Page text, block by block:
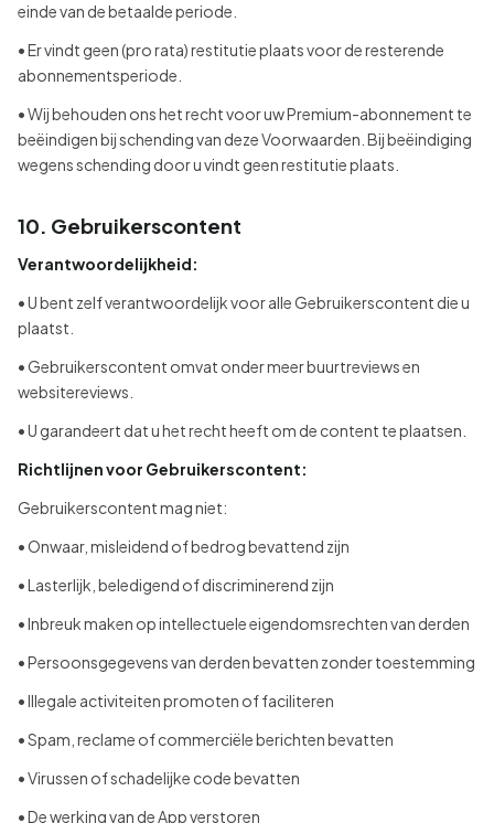
einde van de betaalde periode.
• Er vindt geen (pro rata) restitutie plaats voor de resterende
abonnementsperiode.
• Wij behouden ons het recht voor uw Premium-abonnement te
beëindigen bij schending van deze Voorwaarden. Bij beëindiging
wegens schending door u vindt geen restitutie plaats.
10. Gebruikerscontent
Verantwoordelijkheid:
• U bent zelf verantwoordelijk voor alle Gebruikerscontent die u
plaatst.
• Gebruikerscontent omvat onder meer buurtreviews en
websitereviews.
• U garandeert dat u het recht heeft om de content te plaatsen.
Richtlijnen voor Gebruikerscontent:
Gebruikerscontent mag niet:
• Onwaar, misleidend of bedrog bevattend zijn
• Lasterlijk, beledigend of discriminerend zijn
• Inbreuk maken op intellectuele eigendomsrechten van derden
• Persoonsgegevens van derden bevatten zonder toestemming
• Illegale activiteiten promoten of faciliteren
• Spam, reclame of commerciële berichten bevatten
• Virussen of schadelijke code bevatten
• De werking van de App verstoren